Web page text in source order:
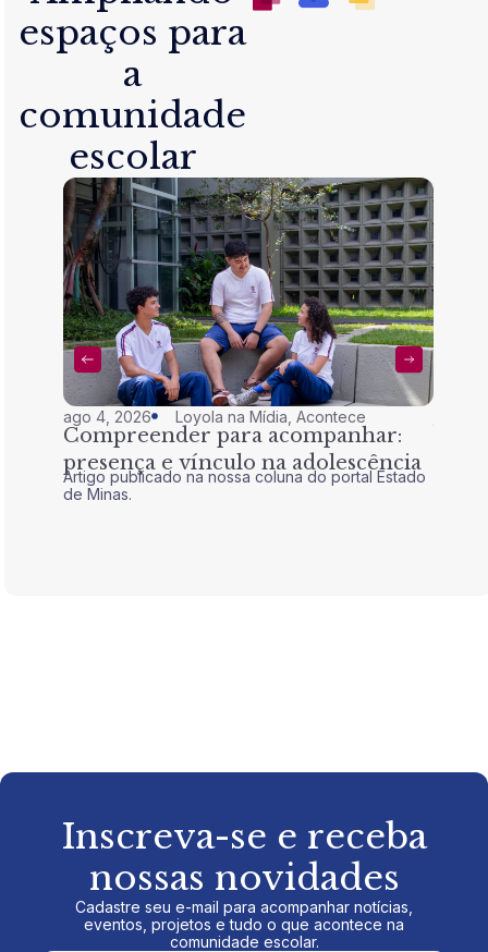
espaços para
a
comunidade
escolar
ago 4, 2026 Loyola na Mídia ,Acontece
Compreender para acompanhar:
presença e vínculo na adolescência
Artigo publicado na nossa coluna do portal Estado
de Minas.
Inscreva-se e receba
nossas novidades
Cadastre seu e-mail para acompanhar notícias,
eventos, projetos e tudo o que acontece na
comunidade escolar.